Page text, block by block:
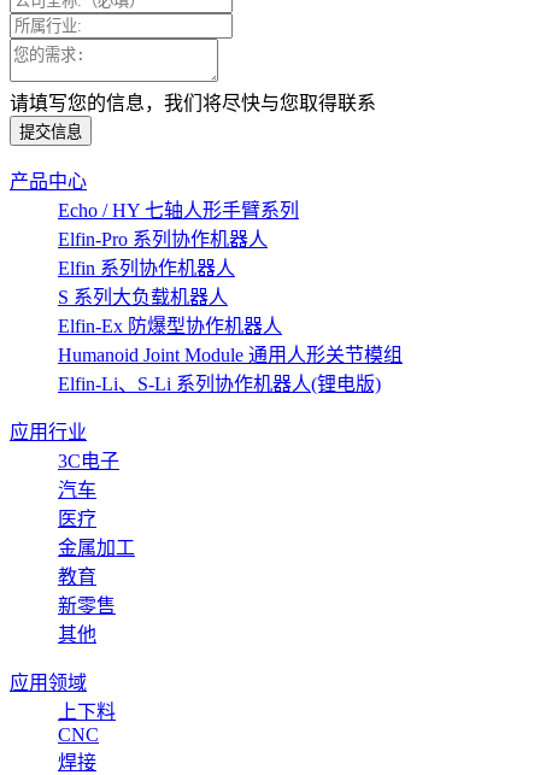
请填写您的信息，我们将尽快与您取得联系
提交信息
产品中心
Echo / HY 七轴人形手臂系列
Elfin-Pro 系列协作机器人
Elfin 系列协作机器人
S 系列大负载机器人
Elfin-Ex 防爆型协作机器人
Humanoid Joint Module 通用人形关节模组
Elfin-Li、S-Li 系列协作机器人(锂电版)
应用行业
3C电子
汽车
医疗
金属加工
教育
新零售
其他
应用领域
上下料
CNC
焊接